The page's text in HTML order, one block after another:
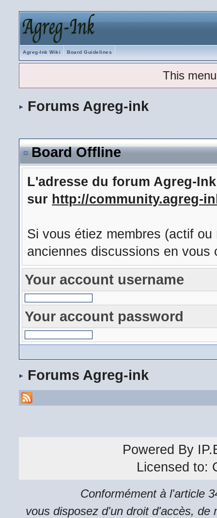
Agreg-Ink Wiki Board Guidelines
This
Forums Agreg-ink
Board Offline
L'adresse du forum Agreg-
sur http://community.agreg-
Si vous étiez membres (actif
anciennes discussions en
Your account username
Your account password
Forums Agreg-ink
Powered By
Licensed to:
Conformément à l'article
vous disposez d'un droit d'accès, de